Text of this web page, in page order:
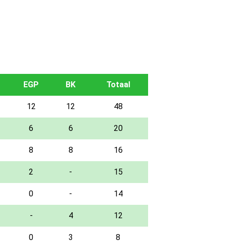
EGP BK Totaal
12 12 48
6 6 20
8 8 16
2 - 15
0 - 14
- 4 12
0 3 8